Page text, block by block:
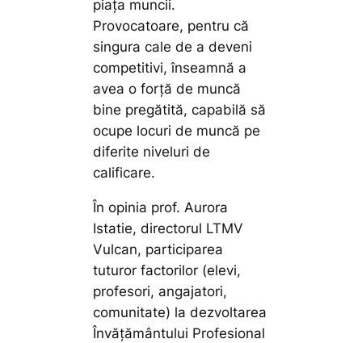
piața muncii.
Provocatoare, pentru că
singura cale de a deveni
competitivi, înseamnă a
avea o forță de muncă
bine pregătită, capabilă să
ocupe locuri de muncă pe
diferite niveluri de
calificare.
În opinia prof. Aurora
Istatie, directorul LTMV
Vulcan, participarea
tuturor factorilor (elevi,
profesori, angajatori,
comunitate) la dezvoltarea
Învățământului Profesional